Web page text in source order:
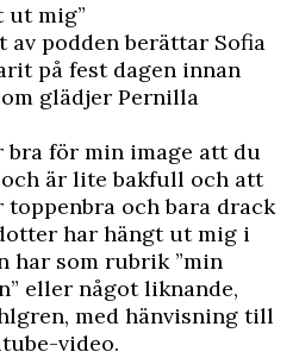
ut mig”
av podden berättar Sofia
på fest dagen innan
glädjer Pernilla
bra för min image att du
är lite bakfull och att
och bara drack
har hängt ut mig i
har som rubrik ”min
eller något liknande,
med hänvisning till
video.